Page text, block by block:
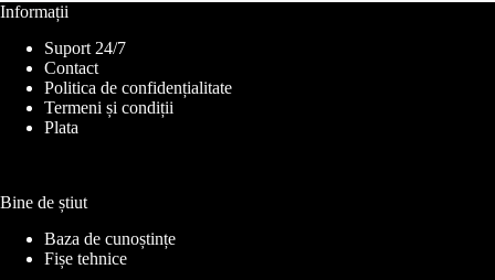
Informații
Suport 24/7
Contact
Politica de confidențialitate
Termeni și condiții
Plata
Bine de știut
Baza de cunoștințe
Fișe tehnice